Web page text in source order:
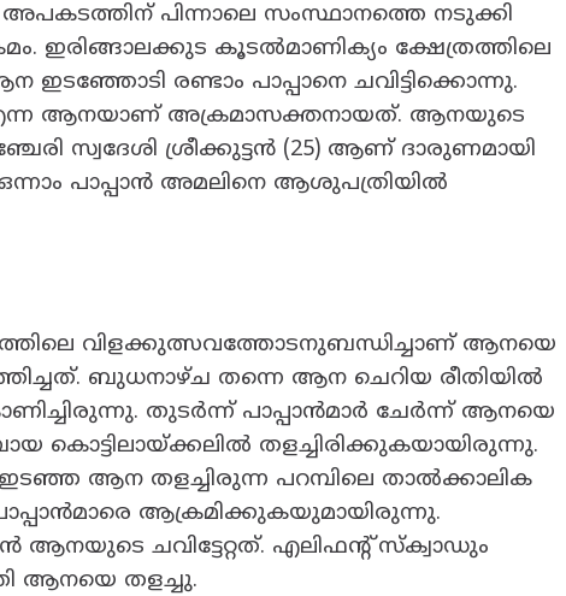
പിന്നാലെ സംസ്ഥാനത്തെ നടുക്കി
ഇരിങ്ങാലക്കുട കൂടൽമാണിക്യം ക്ഷേത്രത്തിലെ
ഇടഞ്ഞോടി രണ്ടാം പാപ്പാനെ ചവിട്ടിക്കൊന്നു.
എന്ന ആനയാണ് അക്രമാസക്തനായത്. ആനയുടെ
സ്വദേശി ശ്രീക്കുട്ടൻ (25) ആണ് ദാരുണമായി
ഒന്നാം പാപ്പാൻ അമലിനെ ആശുപത്രിയിൽ
വിളക്കുത്സവത്തോടനുബന്ധിച്ചാണ് ആനയെ
ബുധനാഴ്ച തന്നെ ആന ചെറിയ രീതിയിൽ
തുടർന്ന് പാപ്പാൻമാർ ചേർന്ന് ആനയെ
കൊട്ടിലായ്ക്കലിൽ തളച്ചിരിക്കുകയായിരുന്നു.
ആന തളച്ചിരുന്ന പറമ്പിലെ താൽക്കാലിക
ആക്രമിക്കുകയുമായിരുന്നു.
ആനയുടെ ചവിട്ടേറ്റത്. എലിഫന്റ് സ്ക്വാഡും
ആനയെ തളച്ചു.